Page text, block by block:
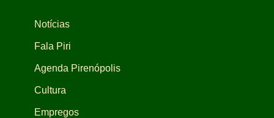
Notícias
Fala Piri
Agenda Pirenópolis
Cultura
Empregos